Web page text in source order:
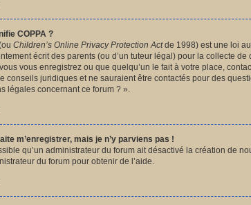
COPPA ?
Children’s Online Privacy Protection Actde 1998) est une loi
écrit des parents (ou d’un tuteur légal) pour la collecte
vous enregistrez ou que quelqu’un le fait à votre place,
conseils juridiques et ne sauraient être contactés pour des
légales concernant ce forum ? ».
m’enregistrer, mais je n’y parviens pas !
qu’un administrateur du forum ait désactivé la création de
du forum pour obtenir de l’aide.